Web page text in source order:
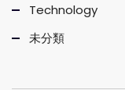
Technology
未分類